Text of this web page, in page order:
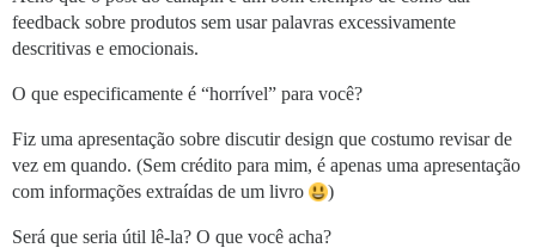
feedback sobre produtos sem usar palavras excessivamente
descritivas e emocionais.
O que especificamente é “horrível” para você?
Fiz uma apresentação sobre discutir design que costumo revisar de
vez em quando. (Sem crédito para mim, é apenas uma apresentação
com informações extraídas de um livro
)
Será que seria útil lê-la? O que você acha?